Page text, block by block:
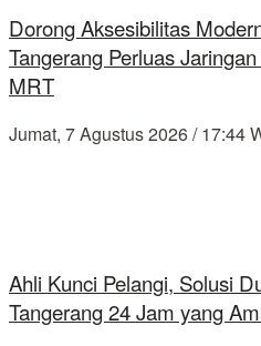
Dorong Aksesibilitas
Tangerang Perluas
MRT
Jumat, 7 Agustus 2026 / 17:44
Ahli Kunci Pelangi, Solusi
Tangerang 24 Jam yang